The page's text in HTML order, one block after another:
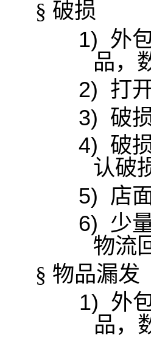
§ 破损
1) 外
品，
2) 打
3) 破
4) 破
认破
5) 店
6) 少
物流
§ 物品漏发
1) 外
品，